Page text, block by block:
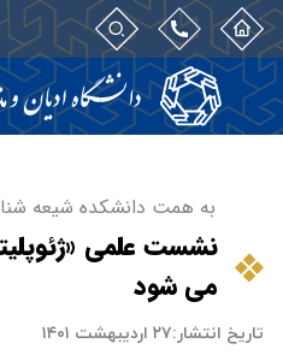
به همت دانشکده شیعه
نشست علمی
می شود
تاریخ انتشار:۲۷ اردیبهشت ۱۴۰۱